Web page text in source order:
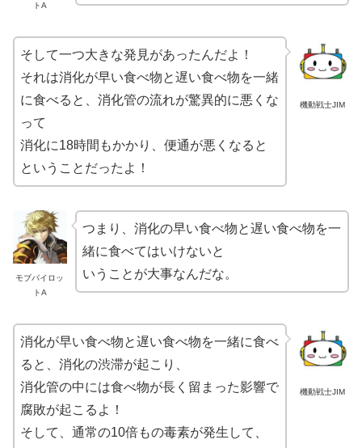
トA
機動戦士JIM
そして一つ大きな発見があったんだよ！
それは消化が早い食べ物と遅い食べ物を一緒
に食べると、消化管の流れが驚異的に悪くな
って
消化に18時間もかかり、便通が悪くなると
ということだったよ！
モブパイロッ
トA
つまり、消化の早い食べ物と遅い食べ物を一
緒に食べてはいけないと
いうことが大事なんだな。
機動戦士JIM
消化が早い食べ物と遅い食べ物を一緒に食べ
ると、消化の渋滞が起こり、
消化管の中には食べ物が長く留まった影響で
腐敗が起こるよ！
そして、通常の10倍もの毒素が発生して、